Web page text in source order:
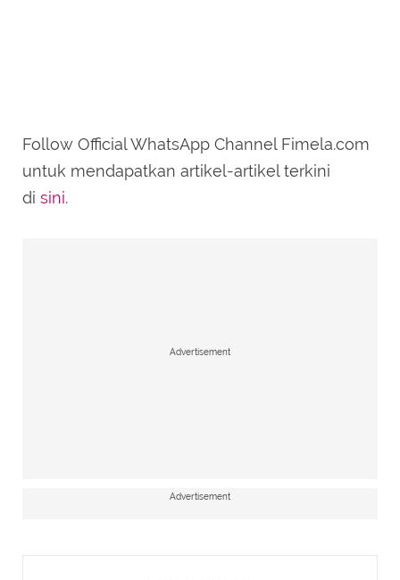
Follow Official WhatsApp Channel Fimela.com
untuk mendapatkan artikel-artikel terkini
di sini.
Advertisement
Advertisement